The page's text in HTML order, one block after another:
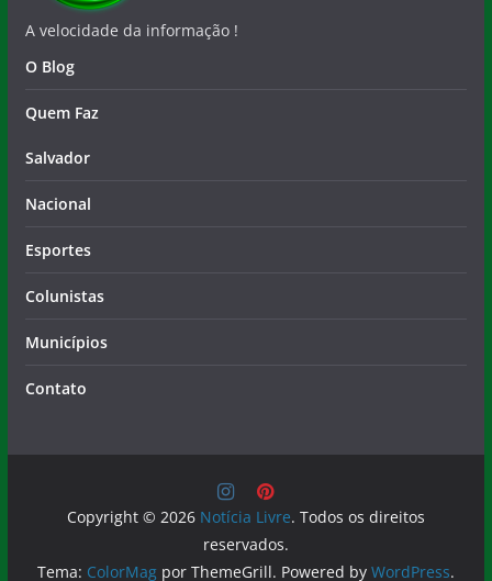
O Blog
Quem Faz
Salvador
Nacional
Esportes
Colunistas
Municípios
Contato
reservados.
Tema:ColorMag por ThemeGrill. Powered byWordPress